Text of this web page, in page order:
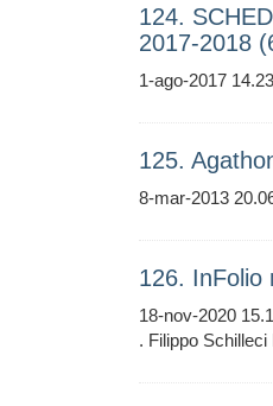
124.
2017-2018
1-ago-2017
125.
8-mar-2013
126. InFolio
18-nov-2020
. Filippo Schilleci